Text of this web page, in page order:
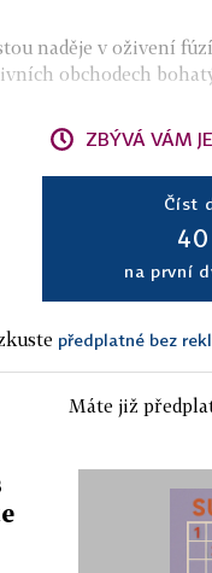
naděje v oživení
obchodech
ZBÝVÁ VÁM
Číst
40
na první
předplatné bez
Máte již